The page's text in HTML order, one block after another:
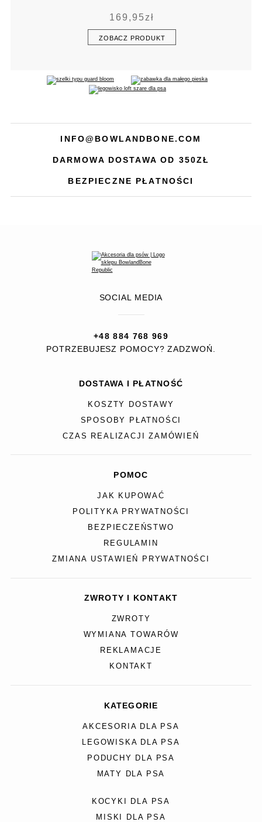
169,95zł
ZOBACZ PRODUKT
INFO@BOWLANDBONE.COM
DARMOWA DOSTAWA OD 350ZŁ
BEZPIECZNE PŁATNOŚCI
SOCIAL MEDIA
+48 884 768 969
POTRZEBUJESZ POMOCY? ZADZWOŃ.
DOSTAWA I PŁATNOŚĆ
KOSZTY DOSTAWY
SPOSOBY PŁATNOŚCI
CZAS REALIZACJI ZAMÓWIEŃ
POMOC
JAK KUPOWAĆ
POLITYKA PRYWATNOŚCI
BEZPIECZEŃSTWO
REGULAMIN
ZMIANA USTAWIEŃ PRYWATNOŚCI
ZWROTY I KONTAKT
ZWROTY
WYMIANA TOWARÓW
REKLAMACJE
KONTAKT
KATEGORIE
AKCESORIA DLA PSA
LEGOWISKA DLA PSA
PODUCHY DLA PSA
MATY DLA PSA
KOCYKI DLA PSA
MISKI DLA PSA